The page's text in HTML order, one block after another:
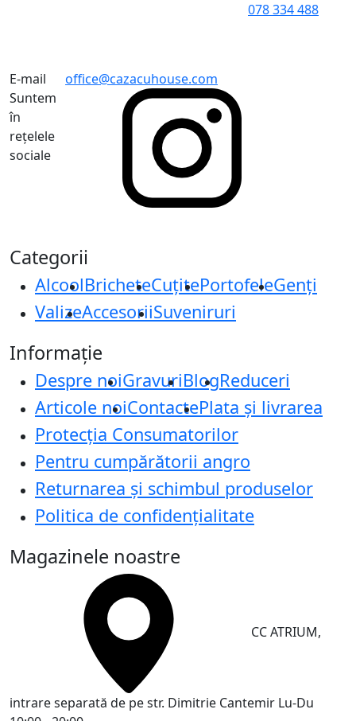
078 334 488
E-mail
office@cazacuhouse.com
Suntem
în
rețelele
sociale
Categorii
AlcoolBricheteCuțitePortofeleGenți
ValizeAccesoriiSuveniruri
Informație
Despre noiGravuriBlogReduceri
Articole noiContactePlata și livrarea
Protecţia Consumatorilor
Pentru cumpărătorii angro
Returnarea și schimbul produselor
Politica de confidențialitate
Magazinele noastre
CC ATRIUM,
intrare separată de pe str. Dimitrie Cantemir Lu-Du